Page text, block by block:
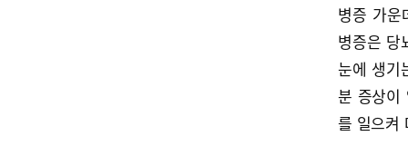
병증 가운
병증은 당
눈에 생기
분 증상이
를 일으켜